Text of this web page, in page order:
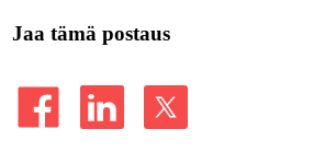
Jaa tämä postaus